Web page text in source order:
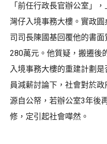
「前任行政長官辦公室」
灣仔入境事務大樓。實政
司司長陳國基回覆他的書
280萬元。他質疑，搬遷後
入境事務大樓的重建計劃
員減薪討論下，社會對於
源自公帑，若辦公室3年後
修，定引起社會嘩然。